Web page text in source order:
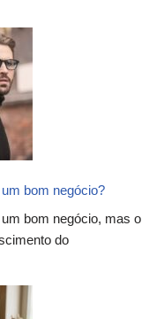
bom negócio?
bom negócio, mas o
do